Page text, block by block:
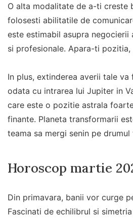
O alta modalitate de a-ti creste
folosesti abilitatile de
este estimabil asupra
si profesionale. Apara-ti pozitia,
In plus, extinderea averii tale va
odata cu intrarea lui Jupiter in
care este o pozitie astrala
finante. Planeta transformarii
teama sa mergi senin pe
Horoscop martie
Din primavara, banii vor curge
Fascinati de echilibrul si